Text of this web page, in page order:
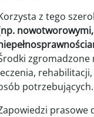
z tego
zgromadzone
potrzebujących.
prasowe